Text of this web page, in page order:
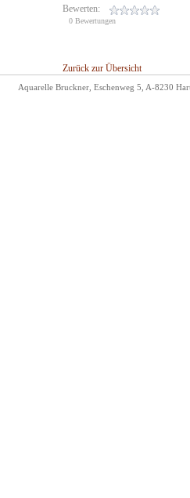
Bewerten:
0 Bewertungen
Zurück zur Übersicht
Aquarelle Bruckner, Eschenweg 5, A-8230